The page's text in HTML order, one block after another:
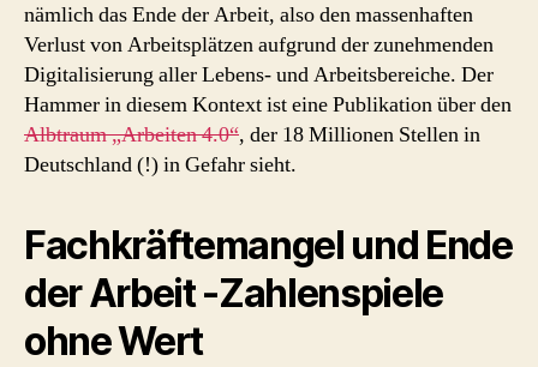
nämlich das Ende der Arbeit, also den massenhaften
Verlust von Arbeitsplätzen aufgrund der zunehmenden
Digitalisierung aller Lebens- und Arbeitsbereiche. Der
Hammer in diesem Kontext ist eine Publikation über den
Albtraum „Arbeiten 4.0“, der 18 Millionen Stellen in
Deutschland (!) in Gefahr sieht.
Fachkräftemangel und Ende
der Arbeit -Zahlenspiele
ohne Wert